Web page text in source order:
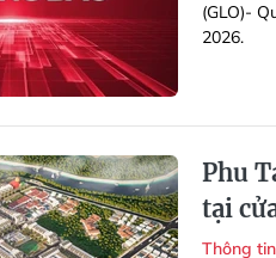
(GLO)-
2026.
Phu
tại
Thông